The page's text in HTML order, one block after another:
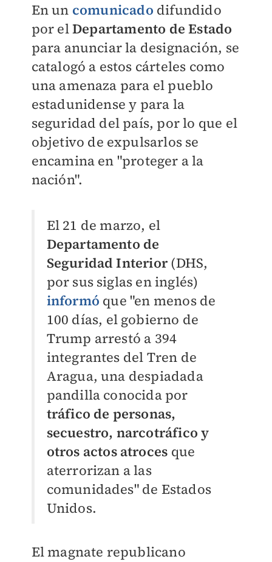
En un comunicado difundido
por elDepartamento de Estado
para anunciar la designación, se
catalogó a estos cárteles como
una amenaza para el pueblo
estadunidense y para la
seguridad del país, por lo que el
objetivo de expulsarlos se
encamina en "proteger a la
nación".
El 21 de marzo, el
Departamento de
Seguridad Interior(DHS,
por sus siglas en inglés)
informó que "en menos de
100 días, el gobierno de
Trump arrestó a 394
integrantes del Tren de
Aragua, una despiadada
pandilla conocida por
tráfico de personas,
secuestro, narcotráfico y
otros actos atroces que
aterrorizan a las
comunidades" de Estados
Unidos.
El magnate republicano